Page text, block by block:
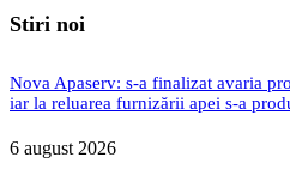
Stiri noi
Nova Apaserv: s-a finalizat avaria
iar la reluarea furnizării apei s-a
6 august 2026